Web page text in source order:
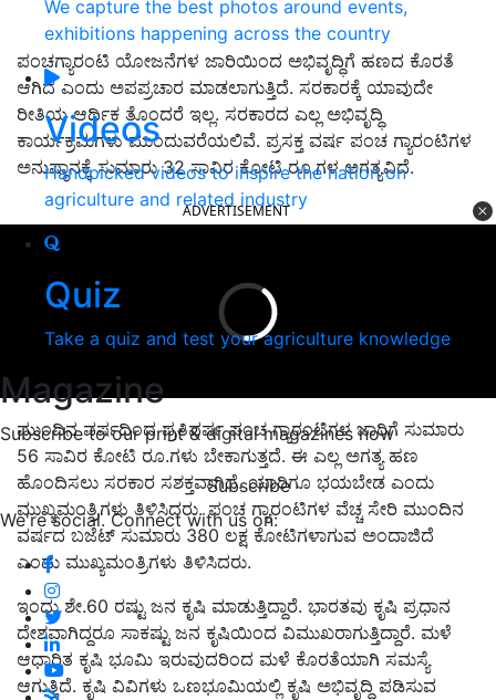
We capture the best photos around events,
exhibitions happening across the country
Videos
Handpicked videos to inspire the nation on
agriculture and related industry
Quiz
Take a quiz and test your agriculture knowledge
Magazine
Subscribe to our print & digital magazines now
Subscribe
We're social. Connect with us on:
ಪಂಚಗ್ಯಾರಂಟಿ ಯೋಜನೆಗಳ ಜಾರಿಯಿಂದ ಅಭಿವೃದ್ಧಿಗೆ ಹಣದ ಕೊರತೆ
ಆಗಿದೆ ಎಂದು ಅಪಪ್ರಚಾರ ಮಾಡಲಾಗುತ್ತಿದೆ. ಸರಕಾರಕ್ಕೆ ಯಾವುದೇ
ರೀತಿಯ ಆರ್ಥಿಕ ತೊಂದರೆ ಇಲ್ಲ. ಸರಕಾರದ ಎಲ್ಲ ಅಭಿವೃದ್ಧಿ
ಕಾರ್ಯಕ್ರಮಗಳು ಮುಂದುವರೆಯಲಿವೆ. ಪ್ರಸಕ್ತ ವರ್ಷ ಪಂಚ ಗ್ಯಾರಂಟಿಗಳ
ಅನುಷ್ಠಾನಕ್ಕೆ ಸುಮಾರು 32 ಸಾವಿರ ಕೋಟಿ ರೂ.ಗಳ ಅಗತ್ಯವಿದೆ.
ADVERTISEMENT
ಮುಂದಿನ ವರ್ಷದಿಂದ ಪ್ರತಿವರ್ಷ ಪಂಚ ಗ್ಯಾರಂಟಿಗಳ ಜಾರಿಗೆ ಸುಮಾರು
56 ಸಾವಿರ ಕೋಟಿ ರೂ.ಗಳು ಬೇಕಾಗುತ್ತದೆ. ಈ ಎಲ್ಲ ಅಗತ್ಯ ಹಣ
ಹೊಂದಿಸಲು ಸರಕಾರ ಸಶಕ್ತವಾಗಿದೆ. ಯಾರಿಗೂ ಭಯಬೇಡ ಎಂದು
ಮುಖ್ಯಮಂತ್ರಿಗಳು ತಿಳಿಸಿದರು. ಪಂಚ ಗ್ಯಾರಂಟಿಗಳ ವೆಚ್ಚ ಸೇರಿ ಮುಂದಿನ
ವರ್ಷದ ಬಜೆಟ್ ಸುಮಾರು 380 ಲಕ್ಷ ಕೋಟಿಗಳಾಗುವ ಅಂದಾಜಿದೆ
ಎಂದು ಮುಖ್ಯಮಂತ್ರಿಗಳು ತಿಳಿಸಿದರು.
ಇಂದು ಶೇ.60 ರಷ್ಟು ಜನ ಕೃಷಿ ಮಾಡುತ್ತಿದ್ದಾರೆ. ಭಾರತವು ಕೃಷಿ ಪ್ರಧಾನ
ದೇಶವಾಗಿದ್ದರೂ ಸಾಕಷ್ಟು ಜನ ಕೃಷಿಯಿಂದ ವಿಮುಖರಾಗುತ್ತಿದ್ದಾರೆ. ಮಳೆ
ಆಧಾರಿತ ಕೃಷಿ ಭೂಮಿ ಇರುವುದರಿಂದ ಮಳೆ ಕೊರತೆಯಾಗಿ ಸಮಸ್ಯೆ
ಆಗುತ್ತಿದೆ. ಕೃಷಿ ವಿವಿಗಳು ಒಣಭೂಮಿಯಲ್ಲಿ ಕೃಷಿ ಅಭಿವೃದ್ಧಿ ಪಡಿಸುವ